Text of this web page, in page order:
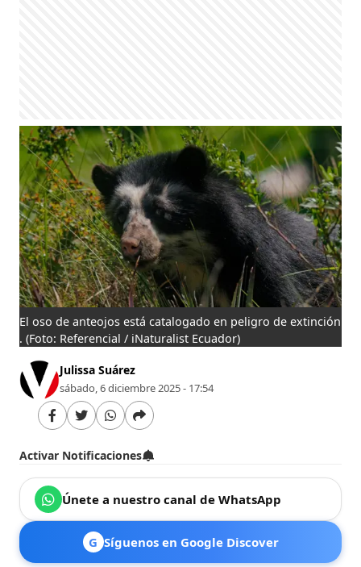
El oso de anteojos está catalogado en peligro de extinción
​​​​​​.(Foto: Referencial / iNaturalist Ecuador)
Julissa Suárez
sábado, 6 diciembre 2025 - 17:54
Activar Notificaciones
Únete a nuestro canal de WhatsApp
G Síguenos en Google Discover